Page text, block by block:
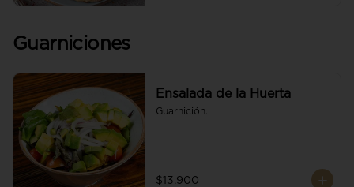
Guarniciones
Ensalada de la Huerta
Guarnición.
$13.900